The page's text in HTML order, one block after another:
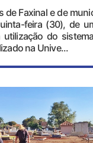
de Faxinal e de
feira (30), de
utilização do
na Unive...